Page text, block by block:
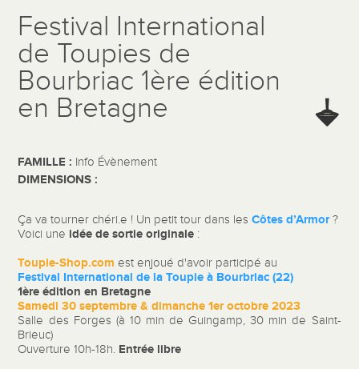
Festival International
de Toupies de
Bourbriac 1ère édition
en Bretagne
FAMILLE : Info Évènement
DIMENSIONS :
Ça va tourner chéri.e ! Un petit tour dans lesCôtes d’Armor?
Voici une idée de sortie originale :
Toupie-Shop.com est enjoué d'avoir participé au
Festival International de la Toupie à Bourbriac (22)
1ère édition en Bretagne
Samedi 30 septembre & dimanche 1er octobre 2023
Salle des Forges (à 10 min de Guingamp, 30 min de Saint-
Brieuc)
Ouverture 10h-18h. Entrée libre